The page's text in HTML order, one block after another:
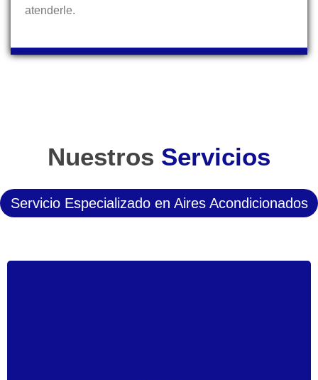
atenderle.
Nuestros Servicios
Servicio Especializado en Aires Acondicionados